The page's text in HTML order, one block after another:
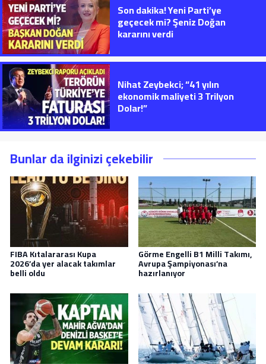
Son dakika! Yeni Parti’ye
geçecek mi? Şeniz Doğan
kararını verdi
Nihat Zeybekci; “41 yılın
ekonomik maliyeti 3 Trilyon
Dolar!”
Bunlar da ilginizi çekebilir
FIBA Kıtalararası Kupa
2026’da yer alacak takımlar
belli oldu
Görme Engelli B1 Milli Takımı,
Avrupa Şampiyonası’na
hazırlanıyor